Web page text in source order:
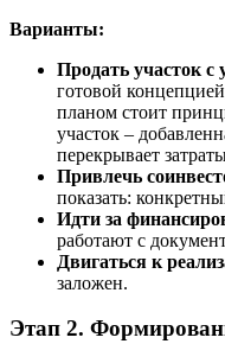
Варианты:
Продать участок
готовой
планом стоит
участок –
перекрывает
Привлечь
показать:
Идти за
работают с
Двигаться к
заложен.
Этап 2.